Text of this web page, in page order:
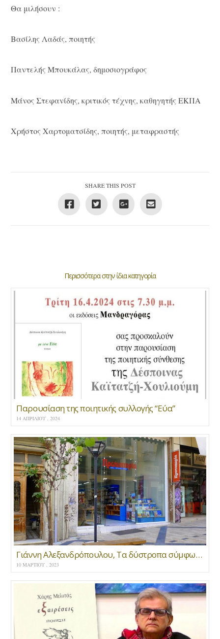
Θα μιλήσουν :
Βασίλης Λαδάς, ποιητής
Παντελής Μπουκάλας, δημοσιογράφος
Μάνος Στεφανίδης, κριτικός τέχνης, καθηγητής ΕΚΠΑ
Χρήστος Χαρτοματσίδης, ποιητής, μεταφραστής
SHARE THIS POST
Περισσότερα στην ίδια κατηγορία
Παρουσίαση της ποιητικής συλλογής “Εύα”
14 ΑΠΡΙΛΊΟΥ , 2024
Γιάννη Αλεξανδρόπουλου, Τα δύστροπα σύμφωνα * Παρουσίαση
10 ΜΑΡΤΊΟΥ , 2023